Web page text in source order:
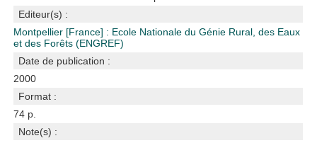
Editeur(s) :
Montpellier [France] : Ecole Nationale du Génie Rural, des Eaux
et des Forêts (ENGREF)
Date de publication :
2000
Format :
74 p.
Note(s) :